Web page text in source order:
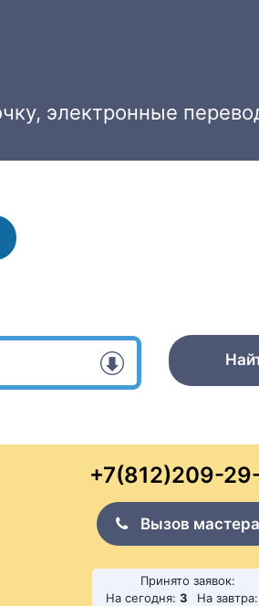
электронные
+7(812)209-
Вызов мастера
Принято заявок:
На сегодня: 3 На завтра: